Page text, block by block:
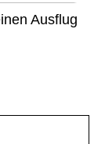
Ausflug